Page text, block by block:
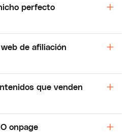
perfecto
de afiliación
que venden
onpage